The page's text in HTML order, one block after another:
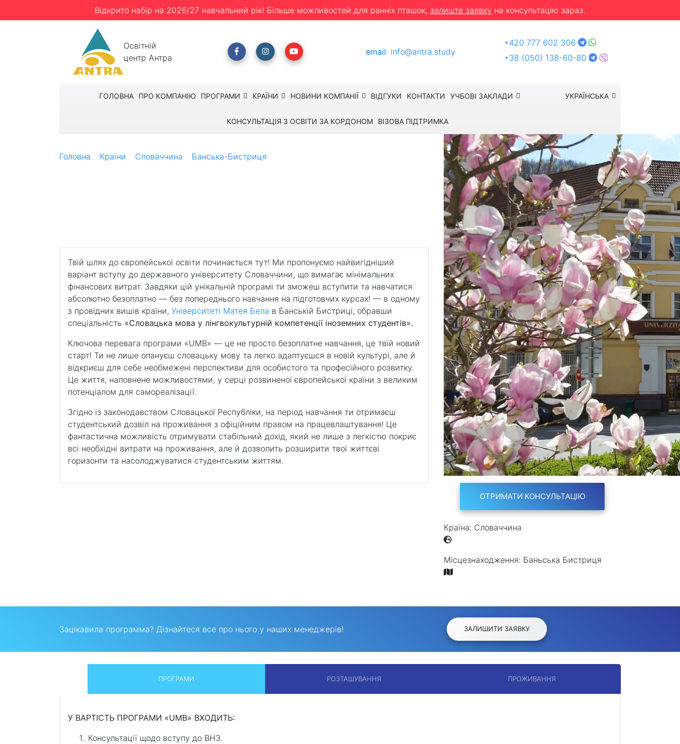
Відкрито набір на 2026/27 навчальний рік! Більше можливостей для ранніх пташок, залиште заявку на консультацію зараз.
Освітній
центр Антра
email: info@antra.study
+420 777 602 306
+38 (050) 138-60-80
ГОЛОВНА ПРО КОМПАНІЮ ПРОГРАМИ УКРАЇНСЬКА
КРАЇНИ НОВИНИ КОМПАНІЇ ВІДГУКИ КОНТАКТИ УЧБОВІ ЗАКЛАДИ
КОНСУЛЬТАЦІЯ З ОСВІТИ ЗА КОРДОНОМ ВІЗОВА ПІДТРИМКА
Головна Країни Словаччина Банська-Бистриця
Твій шлях до європейської освіти починається тут! Ми пропонуємо найвигідніший
варіант вступу до державного університету Словаччини, що вимагає мінімальних
фінансових витрат. Завдяки цій унікальній програмі ти зможеш вступити та навчатися
абсолютно безоплатно — без попереднього навчання на підготовчих курсах! — в одному
з провідних вишів країни, Університеті Матея Бела в Банській Бистриці, обравши
спеціальність «Словацька мова у лінгвокультурній компетенції іноземних студентів».
Ключова перевага програми «UMB» — це не просто безоплатне навчання, це твій новий
старт! Ти не лише опануєш словацьку мову та легко адаптуєшся в новій культурі, але й
відкриєш для себе необмежені перспективи для особистого та професійного розвитку.
Це життя, наповнене можливостями, у серці розвиненої європейської країни з великим
потенціалом для самореалізації.
Згідно із законодавством Словацької Республіки, на період навчання ти отримаєш
студентський дозвіл на проживання з офіційним правом на працевлаштування! Це
фантастична можливість отримувати стабільний дохід, який не лише з легкістю покриє
всі необхідні витрати на проживання, але й дозволить розширити твої життєві
горизонти та насолоджуватися студентським життям.
ОТРИМАТИ КОНСУЛЬТАЦІЮ
Країна: Словаччина
Місцезнаходження: Баньська Бистриця
Зацікавила программа? Дізнайтеся все про нього у наших менеджерів! ЗАЛИШИТИ ЗАЯВКУ
ПРОГРАМИ РОЗТАШУВАННЯ ПРОЖИВАННЯ
У ВАРТІСТЬ ПРОГРАМИ «UMB» ВХОДИТЬ:
Консультації щодо вступу до ВНЗ.